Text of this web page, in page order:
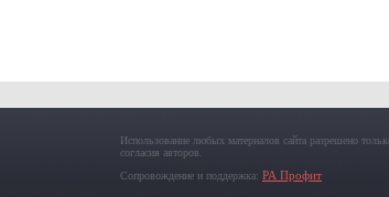
Использование любых материалов сайта разрешено
согласия авторов.
Сопровождение и поддержка: РА Профит